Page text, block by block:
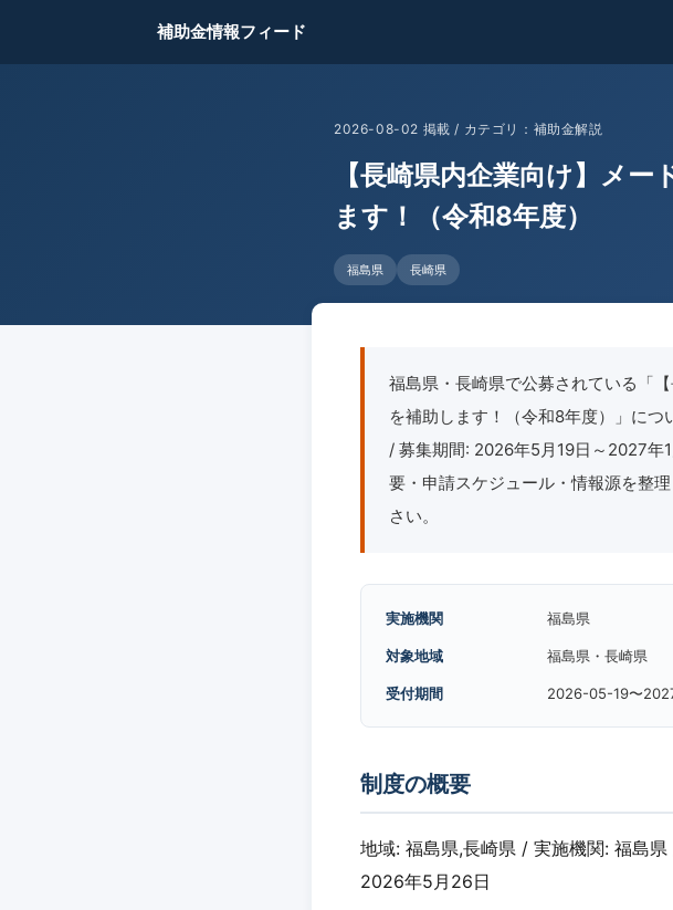
補助金情報フィード
2026-08-02 掲載 / カテゴリ：補助金解説
【長崎県内企業向け】メ
ます！（令和8年度）
福島県 長崎県
福島県・長崎県で公募されている「
を補助します！（令和8年度）」に
/ 募集期間: 2026年5月19日～2027
要・申請スケジュール・情報源を整
さい。
実施機関 福島県
対象地域 福島県・長崎県
受付期間 2026-05-19〜
制度の概要
地域: 福島県,長崎県 / 実施機関: 福島
2026年5月26日